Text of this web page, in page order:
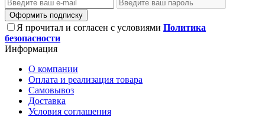
Оформить подписку
Я прочитал и согласен с условиями Политика
безопасности
Информация
О компании
Оплата и реализация товара
Самовывоз
Доставка
Условия соглашения